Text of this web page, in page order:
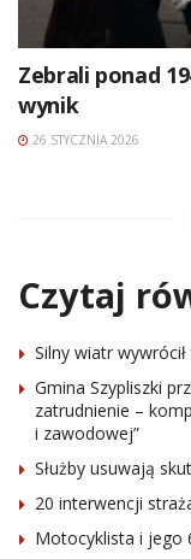
Zebrali ponad
wynik
26 STYCZNIA 2026
Czytaj
Silny wiatr
Gmina Szypliszki
zatrudnienie –
i zawodowej”
Służby usuwają
20 interwencji
Motocyklista i jego